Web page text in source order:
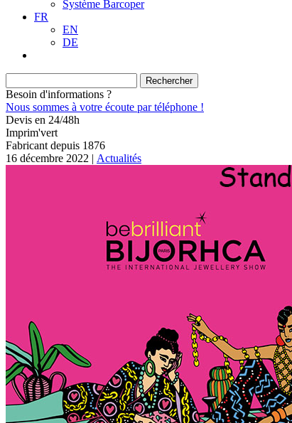
Système Barcoper
FR
EN
DE
Besoin d'informations ?
Nous sommes à votre écoute par téléphone !
Devis en 24/48h
Imprim'vert
Fabricant depuis 1876
16 décembre 2022 | Actualités